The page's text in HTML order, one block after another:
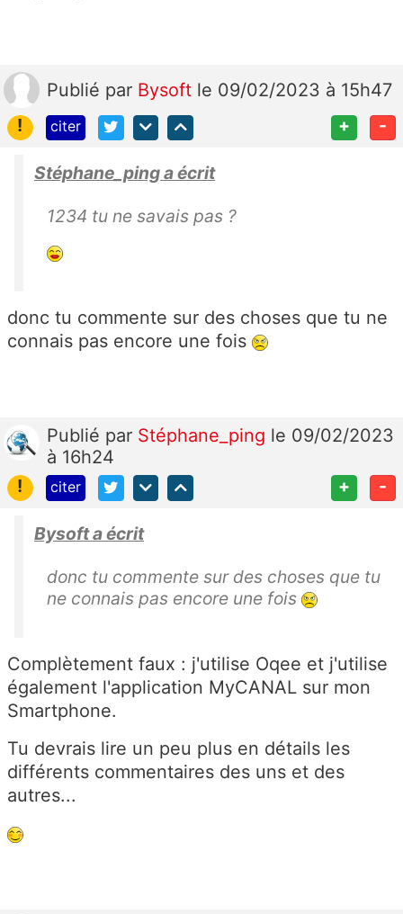
Publié par Bysoft le 09/02/2023 à 15h47
!
citer + -
Stéphane_ping a écrit
1234 tu ne savais pas ?
donc tu commente sur des choses que tu ne
connais pas encore une fois
Publié par Stéphane_ping le 09/02/2023
à 16h24
!
citer + -
Bysoft a écrit
donc tu commente sur des choses que tu
ne connais pas encore une fois
Complètement faux : j'utilise Oqee et j'utilise
également l'application MyCANAL sur mon
Smartphone.
Tu devrais lire un peu plus en détails les
différents commentaires des uns et des
autres...